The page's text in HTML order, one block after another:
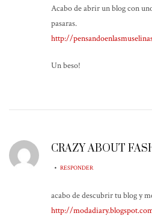
Acabo de abrir un blog con
pasaras.
http://
Un beso!
CRAZY ABOUT
• RESPONDER
acabo de descubrir tu blog y
http://